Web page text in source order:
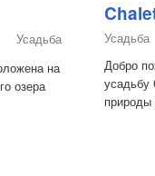
Усадьба
на
озера
Усадьба
Добро
природы